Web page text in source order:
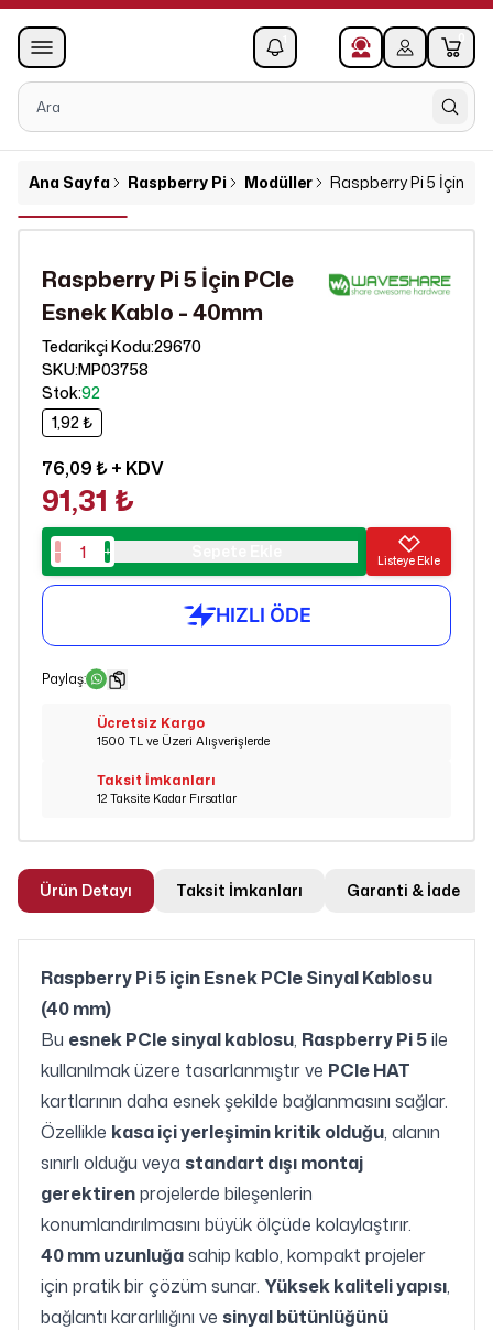
0
Ana Sayfa Raspberry Pi Modüller Raspberry Pi 5 İçin
Raspberry Pi 5 İçin PCIe
Esnek Kablo - 40mm
Tedarikçi Kodu:29670
SKU:MP03758
Stok:92
1,92 ₺
76,09 ₺+ KDV
91,31 ₺
Listeye Ekle
Paylaş:
Ücretsiz Kargo
1500 TL ve Üzeri Alışverişlerde
Taksit İmkanları
12 Taksite Kadar Fırsatlar
Ürün Detayı Taksit İmkanları Garanti & İade
Raspberry Pi 5 için Esnek PCIe Sinyal Kablosu
(40 mm)
Bu esnek PCIe sinyal kablosu, Raspberry Pi 5ile
kullanılmak üzere tasarlanmıştır ve PCIe HAT
kartlarının daha esnek şekilde bağlanmasını sağlar.
Özellikle kasa içi yerleşimin kritik olduğu, alanın
sınırlı olduğu veya standart dışı montaj
gerektirenprojelerde bileşenlerin
konumlandırılmasını büyük ölçüde kolaylaştırır.
40 mm uzunluğasahip kablo, kompakt projeler
için pratik bir çözüm sunar. Yüksek kaliteli yapısı,
bağlantı kararlılığını ve sinyal bütünlüğünü